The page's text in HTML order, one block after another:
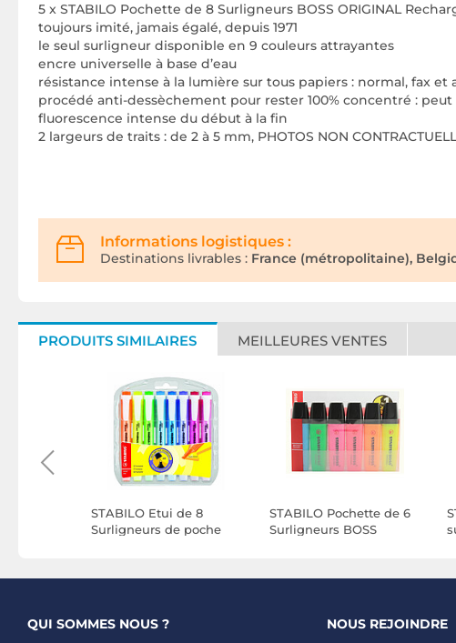
5 x STABILO Pochette de 8 Surligneurs BOSS ORIGINAL
toujours imité, jamais égalé, depuis 1971
le seul surligneur disponible en 9 couleurs attrayantes
encre universelle à base d’eau
résistance intense à la lumière sur tous papiers : normal, fax et
procédé anti-dessèchement pour rester 100% concentré : peut
fluorescence intense du début à la fin
2 largeurs de traits : de 2 à 5 mm, PHOTOS NON
Informations logistiques :
Destinations livrables : France (métropolitaine),
PRODUITS SIMILAIRES MEILLEURES VENTES
STABILO Etui de 8
Surligneurs de poche
STABILO Pochette de 6
Surligneurs BOSS
mm
QUI SOMMES NOUS ? NOUS REJOINDRE